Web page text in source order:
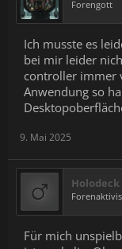
Forengott
Ich musste es
bei mir leider
controller immer
Anwendung so
9. Mai 2025
Holodeck
Für mich